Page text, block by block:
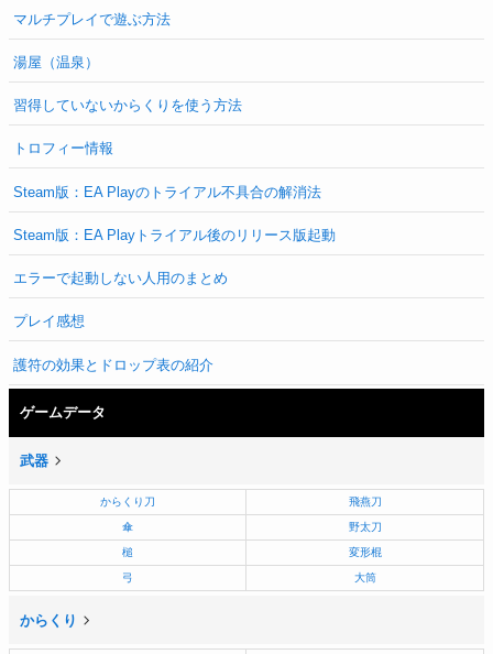
マルチプレイで遊ぶ方法
湯屋（温泉）
習得していないからくりを使う方法
トロフィー情報
Steam版：EA Playのトライアル不具合の解消法
Steam版：EA Playトライアル後のリリース版起動
エラーで起動しない人用のまとめ
プレイ感想
護符の効果とドロップ表の紹介
ゲームデータ
武器
からくり刀 飛燕刀
傘 野太刀
槌 変形棍
弓 大筒
からくり